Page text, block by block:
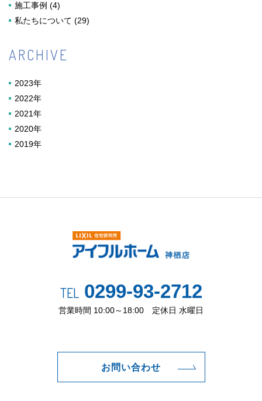
施工事例 (4)
私たちについて (29)
ARCHIVE
2023年
2022年
2021年
2020年
2019年
TEL0299-93-2712
営業時間 10:00～18:00 定休日 水曜日
お問い合わせ